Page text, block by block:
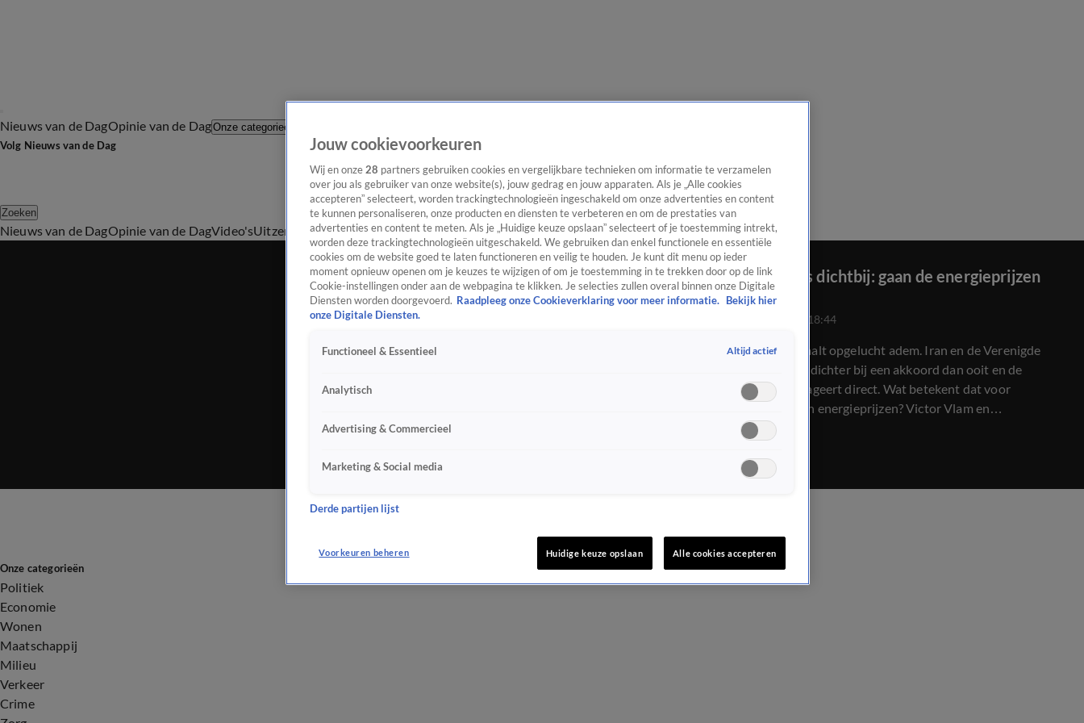
Nieuws van de DagOpinie van de DagOnze categorieën
Volg Nieuws van de Dag
Zoeken
Nieuws van de DagOpinie van de DagVideo'sUitzendingenPodcastPanelContact
Een deal is dichtbij: gaan de energieprijzen
dalen?
15 juni 2026, 18:44
De wereld haalt opgelucht adem. Iran en de Verenigde
Staten lijken dichter bij een akkoord dan ooit en de
oliemarkt reageert direct. Wat betekent dat voor
brandstof- en energieprijzen? Victor Vlam en
energiedeskundige Remco de Boer schuiven erover aan.
Onze categorieën
Politiek
Economie
Wonen
Maatschappij
Milieu
Verkeer
Crime
Jouw cookievoorkeuren
Wij en onze 28 partners gebruiken cookies en vergelijkbare technieken om informatie te verzamelen
over jou als gebruiker van onze website(s), jouw gedrag en jouw apparaten. Als je „Alle cookies
accepteren” selecteert, worden trackingtechnologieën ingeschakeld om onze advertenties en content
te kunnen personaliseren, onze producten en diensten te verbeteren en om de prestaties van
advertenties en content te meten. Als je „Huidige keuze opslaan” selecteert of je toestemming intrekt,
worden deze trackingtechnologieën uitgeschakeld. We gebruiken dan enkel functionele en essentiële
cookies om de website goed te laten functioneren en veilig te houden. Je kunt dit menu op ieder
moment opnieuw openen om je keuzes te wijzigen of om je toestemming in te trekken door op de link
Cookie-instellingen onder aan de webpagina te klikken. Je selecties zullen overal binnen onze Digitale
Diensten worden doorgevoerd. Raadpleeg onze Cookieverklaring voor meer informatie.
Bekijk hier
onze Digitale Diensten.
Functioneel & Essentieel Altijd actief
Analytisch
Advertising & Commercieel
Marketing & Social media
Derde partijen lijst
Voorkeuren beheren Huidige keuze opslaan Alle cookies accepteren